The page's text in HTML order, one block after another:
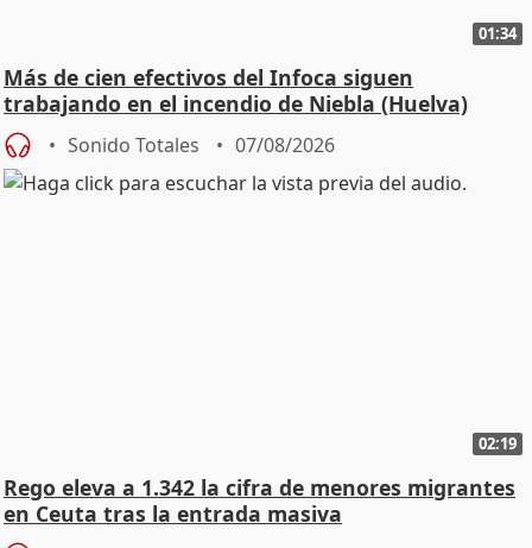
01:34
Más de cien efectivos del Infoca siguen
trabajando en el incendio de Niebla (Huelva)
Sonido Totales 07/08/2026
02:19
Rego eleva a 1.342 la cifra de menores migrantes
en Ceuta tras la entrada masiva